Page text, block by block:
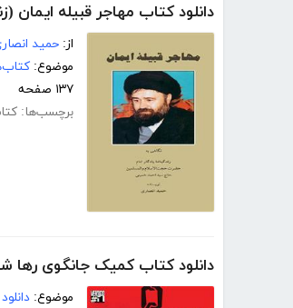
دانلود کتاب مهاجر قبیله
از: حمید
موضوع:
۱۳۷ صفحه
برچسب‌ها:
دانلود کتاب کمیک جانگوی رها
موضوع: